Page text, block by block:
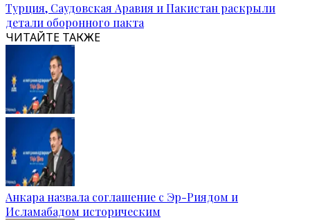
Турция, Саудовская Аравия и Пакистан раскрыли
детали оборонного пакта
ЧИТАЙТЕ ТАКЖЕ
Анкара назвала соглашение с Эр-Риядом и
Исламабадом историческим